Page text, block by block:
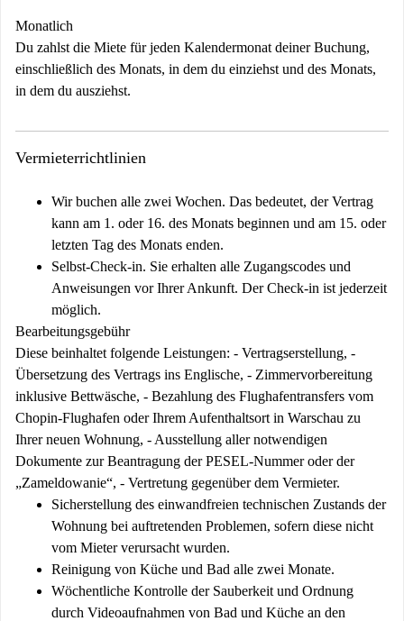
Monatlich
Du zahlst die Miete für jeden Kalendermonat deiner Buchung,
einschließlich des Monats, in dem du einziehst und des Monats,
in dem du ausziehst.
Vermieterrichtlinien
Wir buchen alle zwei Wochen. Das bedeutet, der Vertrag
kann am 1. oder 16. des Monats beginnen und am 15. oder
letzten Tag des Monats enden.
Selbst-Check-in. Sie erhalten alle Zugangscodes und
Anweisungen vor Ihrer Ankunft. Der Check-in ist jederzeit
möglich.
Bearbeitungsgebühr
Diese beinhaltet folgende Leistungen: - Vertragserstellung, -
Übersetzung des Vertrags ins Englische, - Zimmervorbereitung
inklusive Bettwäsche, - Bezahlung des Flughafentransfers vom
Chopin-Flughafen oder Ihrem Aufenthaltsort in Warschau zu
Ihrer neuen Wohnung, - Ausstellung aller notwendigen
Dokumente zur Beantragung der PESEL-Nummer oder der
„Zameldowanie“, - Vertretung gegenüber dem Vermieter.
Sicherstellung des einwandfreien technischen Zustands der
Wohnung bei auftretenden Problemen, sofern diese nicht
vom Mieter verursacht wurden.
Reinigung von Küche und Bad alle zwei Monate.
Wöchentliche Kontrolle der Sauberkeit und Ordnung
durch Videoaufnahmen von Bad und Küche an den